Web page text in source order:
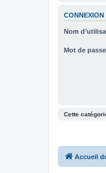
CONNEXION
Nom
Mot de
Cette
Accueil